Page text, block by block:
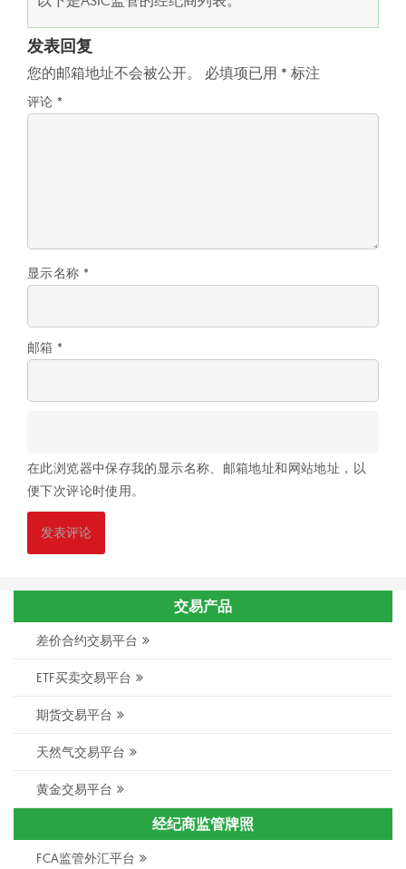
发表回复
您的邮箱地址不会被公开。 必填项已用 * 标注
评论 *
显示名称 *
邮箱 *
在此浏览器中保存我的显示名称、邮箱地址和网站地址，以
便下次评论时使用。
交易产品
差价合约交易平台
ETF买卖交易平台
期货交易平台
天然气交易平台
黄金交易平台
经纪商监管牌照
FCA监管外汇平台